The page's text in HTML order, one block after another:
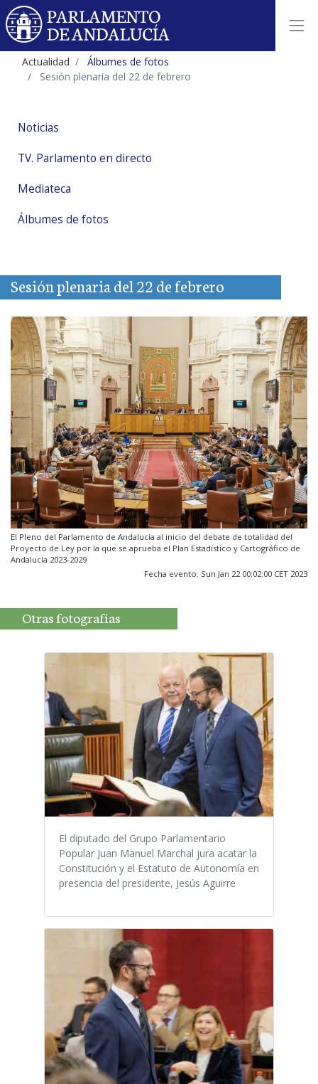
Actualidad
Álbumes de fotos
Sesión plenaria del 22 de febrero
Noticias
TV. Parlamento en directo
Mediateca
Álbumes de fotos
Sesión plenaria del 22 de febrero
El Pleno del Parlamento de Andalucía al inicio del debate de totalidad del
Proyecto de Ley por la que se aprueba el Plan Estadístico y Cartográfico de
Andalucía 2023-2029
Fecha evento: Sun Jan 22 00:02:00 CET 2023
Otras fotografías
El diputado del Grupo Parlamentario
Popular Juan Manuel Marchal jura acatar la
Constitución y el Estatuto de Autonomía en
presencia del presidente, Jesús Aguirre